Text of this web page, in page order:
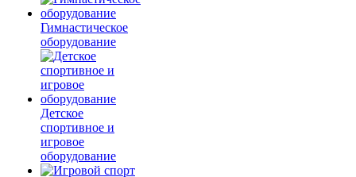
Гимнастическое
оборудование
Детское
спортивное и
игровое
оборудование